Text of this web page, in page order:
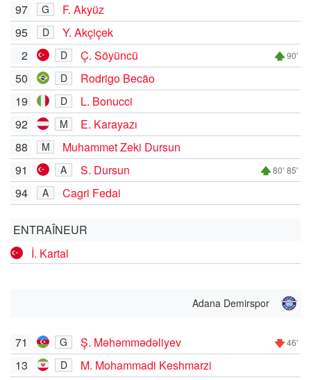
97
G
F. Akyüz
95
D
Y. Akçiçek
2
D Ç. Söyüncü 90'
50 D
Rodrigo Becão
19
D
L. Bonucci
92
M
E. Karayazı
88
M
Muhammet Zeki Dursun
91
A S. Dursun 80' 85'
94 A Cagri Fedai
ENTRAÎNEUR
İ. Kartal
Adana Demirspor
71 G Ş. Məhəmmədəliyev 46'
13 D
M. Mohammadi Keshmarzi